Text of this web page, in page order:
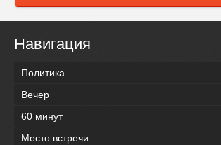
Навигация
Политика
Вечер
60 минут
Место встречи